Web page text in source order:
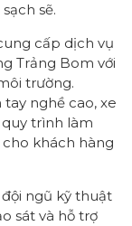
sẽ.
cấp dịch vụ
Trảng Bom với
trường.
nghề cao, xe
trình làm
khách hàng
đội ngũ kỹ thuật
sát và hỗ trợ